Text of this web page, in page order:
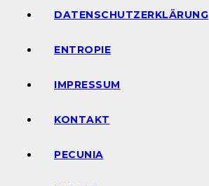
DATENSCHUTZERKLÄRUNG
ENTROPIE
IMPRESSUM
KONTAKT
PECUNIA